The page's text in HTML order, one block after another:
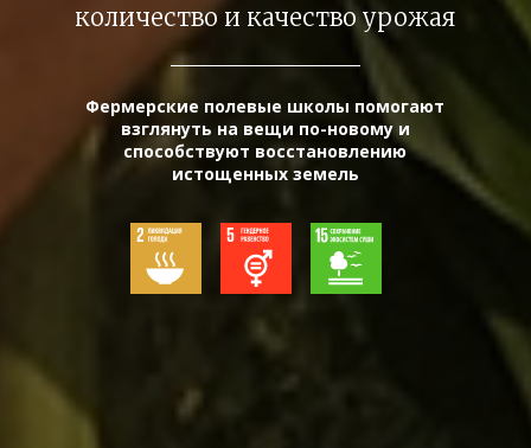
количество и качество урожая
Фермерские полевые школы помогают
взглянуть на вещи по-новому и
способствуют восстановлению
истощенных земель